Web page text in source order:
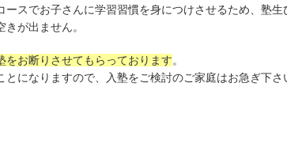
ースでお子さんに学習習慣を身につけさせるため、塾
が出ません。
をお断りさせてもらっております。
になりますので、入塾をご検討のご家庭はお急ぎ下さ